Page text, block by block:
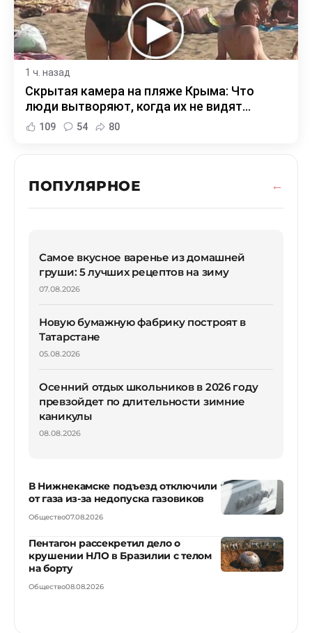
1 ч. назад
Скрытая камера на пляже Крыма: Что
люди вытворяют, когда их не видят...
109 54 80
ПОПУЛЯРНОЕ
Самое вкусное варенье из домашней
груши: 5 лучших рецептов на зиму
07.08.2026
Новую бумажную фабрику построят в
Татарстане
05.08.2026
Осенний отдых школьников в 2026 году
превзойдет по длительности зимние
каникулы
08.08.2026
В Нижнекамске подъезд отключили
от газа из-за недопуска газовиков
Общество07.08.2026
Пентагон рассекретил дело о
крушении НЛО в Бразилии с телом
на борту
Общество08.08.2026